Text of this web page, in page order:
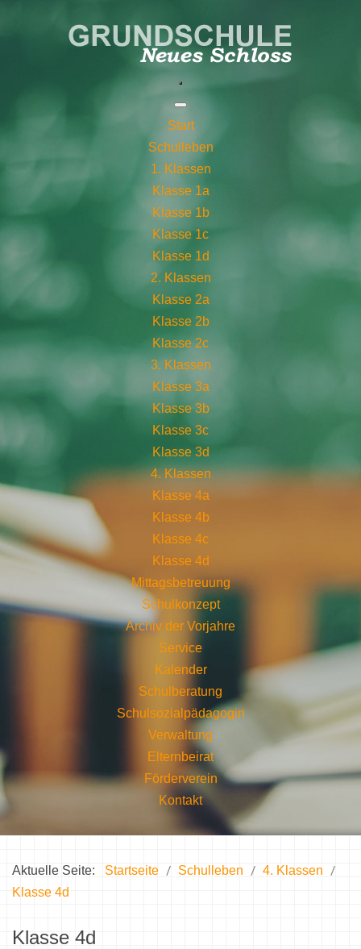
Start
Schulleben
1. Klassen
Klasse 1a
Klasse 1b
Klasse 1c
Klasse 1d
2. Klassen
Klasse 2a
Klasse 2b
Klasse 2c
3. Klassen
Klasse 3a
Klasse 3b
Klasse 3c
Klasse 3d
4. Klassen
Klasse 4a
Klasse 4b
Klasse 4c
Klasse 4d
Mittagsbetreuung
Schulkonzept
Archiv der Vorjahre
Service
Kalender
Schulberatung
Schulsozialpädagogin
Verwaltung
Elternbeirat
Förderverein
Kontakt
Aktuelle Seite: Startseite Schulleben
4. Klassen
Klasse 4d
Klasse 4d